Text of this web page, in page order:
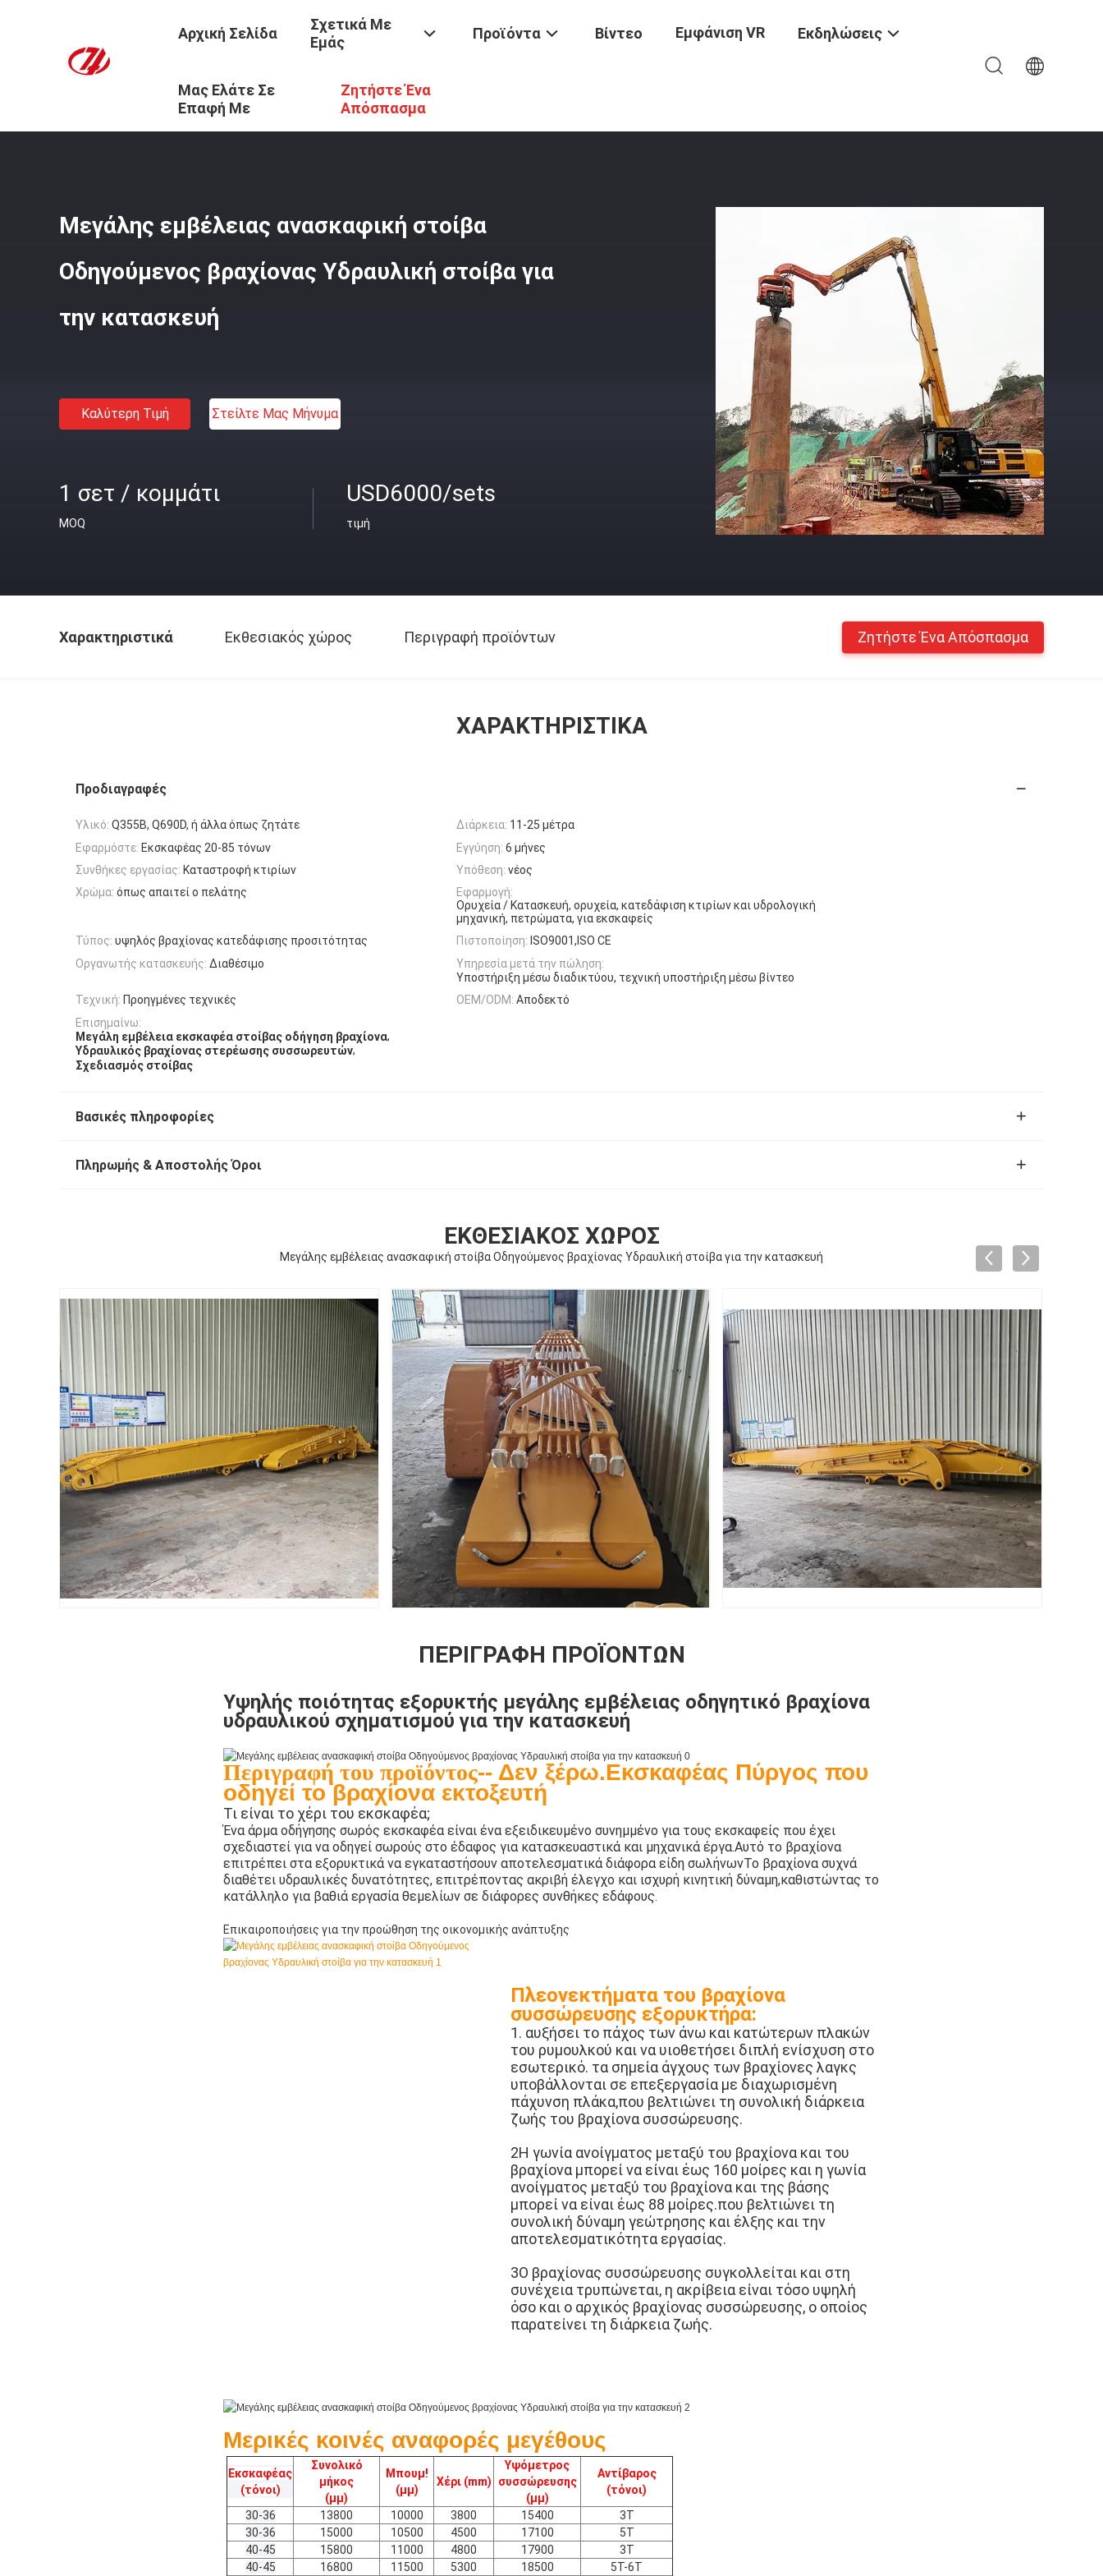
Αρχική Σελίδα
Σχετικά Με
Εμάς
Προϊόντα Βίντεο Εμφάνιση VR Εκδηλώσεις
Μας Ελάτε Σε
Επαφή Με
Ζητήστε Ένα
Απόσπασμα
Προϊόντα / Οδηγώντας Βραχίονας Σωρών Εκσκαφέων
Μεγάλης εμβέλειας ανασκαφική στοίβα
Οδηγούμενος βραχίονας Υδραυλική στοίβα για
την κατασκευή
Καλύτερη Τιμή Στείλτε Μας Μήνυμα
1 σετ / κομμάτι
MOQ
USD6000/sets
τιμή
Χαρακτηριστικά Εκθεσιακός χώρος Περιγραφή προϊόντων Ζητήστε Ένα Απόσπασμα
ΧΑΡΑΚΤΗΡΙΣΤΙΚΆ
Προδιαγραφές
Υλικό: Q355B, Q690D, ή άλλα όπως ζητάτε Διάρκεια: 11-25 μέτρα
Εφαρμόστε: Εκσκαφέας 20-85 τόνων Εγγύηση: 6 μήνες
Συνθήκες εργασίας: Καταστροφή κτιρίων Υπόθεση: νέος
Χρώμα: όπως απαιτεί ο πελάτης
Εφαρμογή:
Ορυχεία / Κατασκευή, ορυχεία, κατεδάφιση κτιρίων και υδρολογική
μηχανική, πετρώματα, για εκσκαφείς
Τύπος: υψηλός βραχίονας κατεδάφισης προσιτότητας Πιστοποίηση: ISO9001,ISO CE
Οργανωτής κατασκευής: Διαθέσιμο
Υπηρεσία μετά την πώληση:
Υποστήριξη μέσω διαδικτύου, τεχνική υποστήριξη μέσω βίντεο
Τεχνική: Προηγμένες τεχνικές OEM/ODM: Αποδεκτό
Επισημαίνω:
Μεγάλη εμβέλεια εκσκαφέα στοίβας οδήγηση βραχίονα,
Υδραυλικός βραχίονας στερέωσης συσσωρευτών,
Σχεδιασμός στοίβας
Βασικές πληροφορίες
Πληρωμής & Αποστολής Όροι
ΕΚΘΕΣΙΑΚΌΣ ΧΏΡΟΣ
Μεγάλης εμβέλειας ανασκαφική στοίβα Οδηγούμενος βραχίονας Υδραυλική στοίβα για την κατασκευή
ΠΕΡΙΓΡΑΦΉ ΠΡΟΪΌΝΤΩΝ
Υψηλής ποιότητας εξορυκτής μεγάλης εμβέλειας οδηγητικό βραχίονα
υδραυλικού σχηματισμού για την κατασκευή
Περιγραφή του προϊόντος-- Δεν ξέρω.Εκσκαφέας Πύργος που
οδηγεί το βραχίονα εκτοξευτή
Τι είναι το χέρι του εκσκαφέα;
Ένα άρμα οδήγησης σωρός εκσκαφέα είναι ένα εξειδικευμένο συνημμένο για τους εκσκαφείς που έχει
σχεδιαστεί για να οδηγεί σωρούς στο έδαφος για κατασκευαστικά και μηχανικά έργα.Αυτό το βραχίονα
επιτρέπει στα εξορυκτικά να εγκαταστήσουν αποτελεσματικά διάφορα είδη σωλήνωνΤο βραχίονα συχνά
διαθέτει υδραυλικές δυνατότητες, επιτρέποντας ακριβή έλεγχο και ισχυρή κινητική δύναμη,καθιστώντας το
κατάλληλο για βαθιά εργασία θεμελίων σε διάφορες συνθήκες εδάφους.
Επικαιροποιήσεις για την προώθηση της οικονομικής ανάπτυξης
Πλεονεκτήματα του βραχίονα
συσσώρευσης εξορυκτήρα:
1. αυξήσει το πάχος των άνω και κατώτερων πλακών
του ρυμουλκού και να υιοθετήσει διπλή ενίσχυση στο
εσωτερικό. τα σημεία άγχους των βραχίονες λαγκς
υποβάλλονται σε επεξεργασία με διαχωρισμένη
πάχυνση πλάκα,που βελτιώνει τη συνολική διάρκεια
ζωής του βραχίονα συσσώρευσης.
2Η γωνία ανοίγματος μεταξύ του βραχίονα και του
βραχίονα μπορεί να είναι έως 160 μοίρες και η γωνία
ανοίγματος μεταξύ του βραχίονα και της βάσης
μπορεί να είναι έως 88 μοίρες.που βελτιώνει τη
συνολική δύναμη γεώτρησης και έλξης και την
αποτελεσματικότητα εργασίας.
3Ο βραχίονας συσσώρευσης συγκολλείται και στη
συνέχεια τρυπώνεται, η ακρίβεια είναι τόσο υψηλή
όσο και ο αρχικός βραχίονας συσσώρευσης, ο οποίος
παρατείνει τη διάρκεια ζωής.
Μερικές κοινές αναφορές μεγέθους
Εκσκαφέας
(τόνοι)
Συνολικό
μήκος
(μμ)
Μπουμ!
(μμ)
Χέρι (mm)
Υψόμετρος
συσσώρευσης
(μμ)
Αντίβαρος
(τόνοι)
30-36
13800 10000 3800 15400
3Τ
30-36
15000 10500 4500 17100
5Τ
40-45
15800 11000 4800 17900
3Τ
40-45
16800 11500 5300 18500
5Τ-6Τ